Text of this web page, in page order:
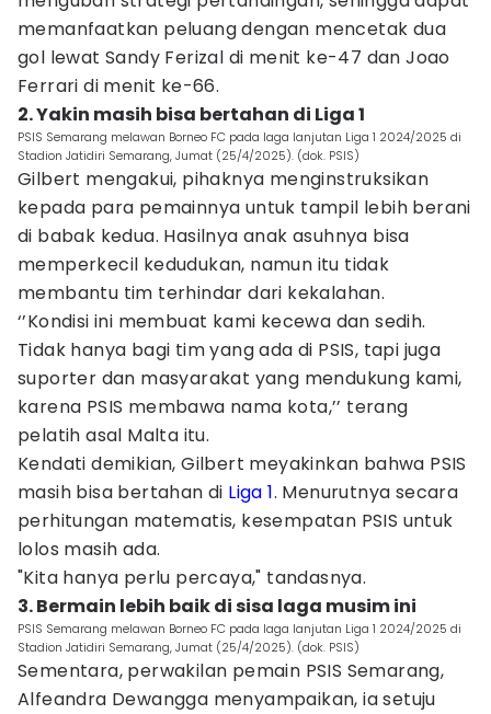
memanfaatkan peluang dengan mencetak dua
gol lewat Sandy Ferizal di menit ke-47 dan Joao
Ferrari di menit ke-66.
2. Yakin masih bisa bertahan di Liga 1
PSIS Semarang melawan Borneo FC pada laga lanjutan Liga 1 2024/2025 di
Stadion Jatidiri Semarang, Jumat (25/4/2025). (dok. PSIS)
Gilbert mengakui, pihaknya menginstruksikan
kepada para pemainnya untuk tampil lebih berani
di babak kedua. Hasilnya anak asuhnya bisa
memperkecil kedudukan, namun itu tidak
membantu tim terhindar dari kekalahan.
‘’Kondisi ini membuat kami kecewa dan sedih.
Tidak hanya bagi tim yang ada di PSIS, tapi juga
suporter dan masyarakat yang mendukung kami,
karena PSIS membawa nama kota,’’ terang
pelatih asal Malta itu.
Kendati demikian, Gilbert meyakinkan bahwa PSIS
masih bisa bertahan di Liga 1. Menurutnya secara
perhitungan matematis, kesempatan PSIS untuk
lolos masih ada.
"Kita hanya perlu percaya," tandasnya.
3. Bermain lebih baik di sisa laga musim ini
PSIS Semarang melawan Borneo FC pada laga lanjutan Liga 1 2024/2025 di
Stadion Jatidiri Semarang, Jumat (25/4/2025). (dok. PSIS)
Sementara, perwakilan pemain PSIS Semarang,
Alfeandra Dewangga menyampaikan, ia setuju